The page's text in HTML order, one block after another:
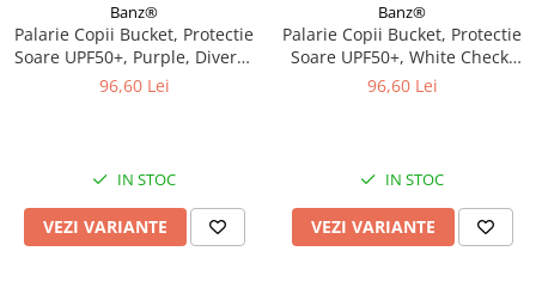
Banz®
Palarie Copii Bucket, Protectie
Soare UPF50+, Purple, Diverse
marimi
96,60 Lei
IN STOC
VEZI VARIANTE
Banz®
Palarie Copii Bucket, Protectie
Soare UPF50+, White Check,
Diverse marimi
96,60 Lei
IN STOC
VEZI VARIANTE